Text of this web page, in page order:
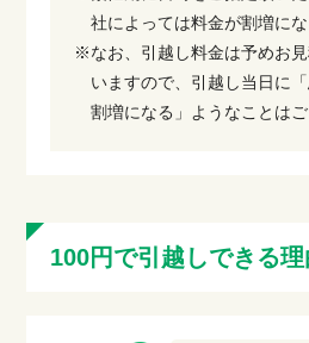
社によっては料金が割増にな
※なお、引越し料金は予めお
いますので、引越し当日に
割増になる」ようなことはご
100円で引越しできる